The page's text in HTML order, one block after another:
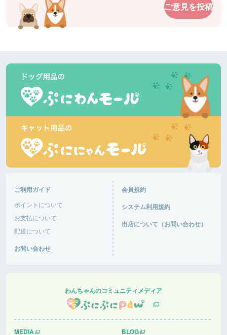
香川県 |ドッグガーデン・イオンモール高松
す。きっと混みます。ピーク外したいですね。
神奈川県 |
あるパパさん
日差しが陰ると肌寒いです。柴犬多いです。ランチ
して帰ります。🐶がはしゃいで嬉しいです。
神奈川県 | 富士芦ノ湖パノラマパーク
おと音々さん
今日は日中からにぎわっていて、犬達は楽しくお友
達作り、追いかけっこ楽しんでいました。さすがG
Wで混み混み！車の出入りが大変そうだった！
道の駅あがつま峡
今日は日中からにぎわっていて、犬達は楽しくお友
快適で過ごしやすい
ご意見を投稿
ご利用ガイド
ポイントについて
お支払について
配送について
お問い合わせ
会員規約
システム利用規約
出店について（お問い合わせ）
わんちゃんのコミュニティメディア
MEDIA BLOG